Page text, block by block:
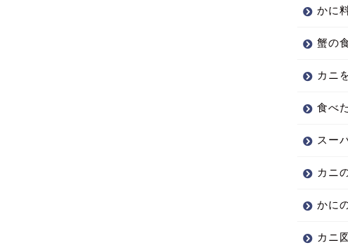
かに
蟹の
カニ
食べ
スー
カニ
かに
カニ